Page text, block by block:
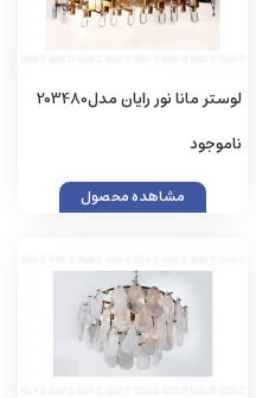
لوستر مانا نور رایان مدل203480
ناموجود
مشاهده محصول